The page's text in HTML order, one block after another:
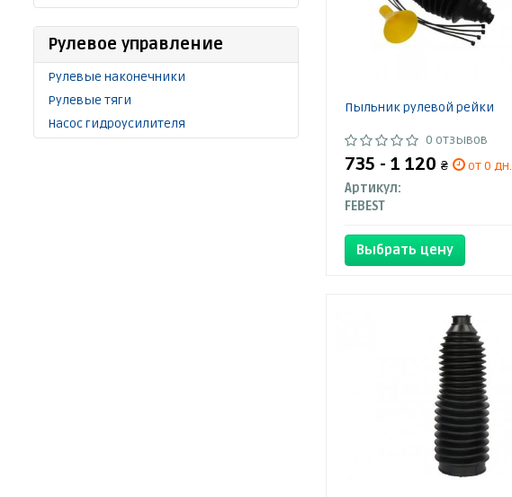
Рулевое управление
Рулевые наконечники
Рулевые тяги
Насос гидроусилителя
Пыльник рулевой рейки
0 отзывов
735 - 1 120 ₴
от 0 дн.
Артикул:
FEBEST
Выбрать цену